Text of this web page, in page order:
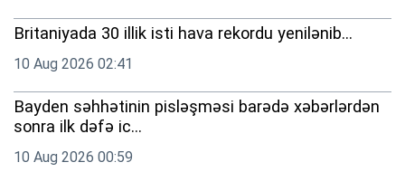
Britaniyada 30 illik isti hava rekordu yenilənib...
10 Aug 2026 02:41
Bayden səhhətinin pisləşməsi barədə xəbərlərdən
sonra ilk dəfə ic...
10 Aug 2026 00:59